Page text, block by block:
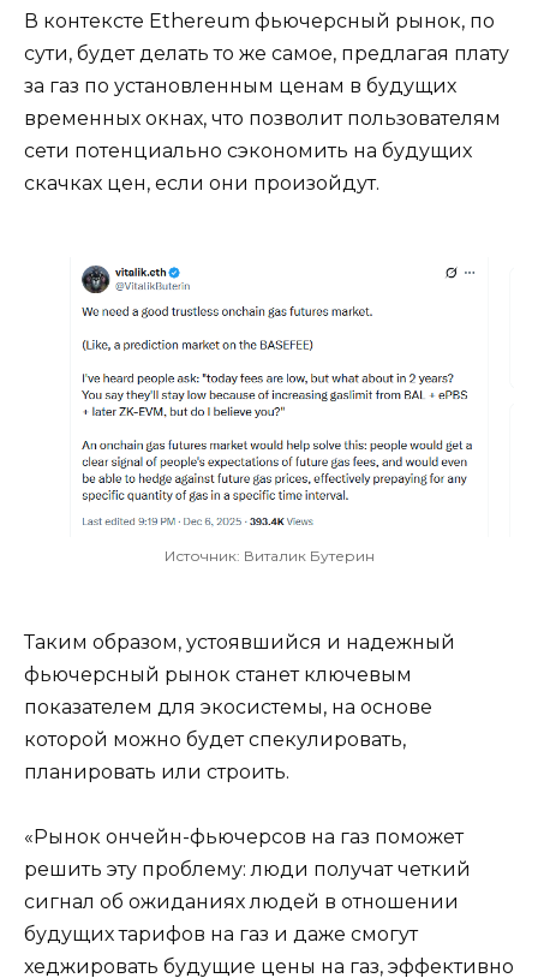
В контексте Ethereum фьючерсный рынок, по
сути, будет делать то же самое, предлагая плату
за газ по установленным ценам в будущих
временных окнах, что позволит пользователям
сети потенциально сэкономить на будущих
скачках цен, если они произойдут.
Источник: Виталик Бутерин
Таким образом, устоявшийся и надежный
фьючерсный рынок станет ключевым
показателем для экосистемы, на основе
которой можно будет спекулировать,
планировать или строить.
«Рынок ончейн-фьючерсов на газ поможет
решить эту проблему: люди получат четкий
сигнал об ожиданиях людей в отношении
будущих тарифов на газ и даже смогут
хеджировать будущие цены на газ, эффективно